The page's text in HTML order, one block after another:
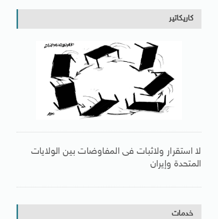
كاريكاتير
لا استقرار ولاثبات فى المفاوضات بين الولايات
المتحدة وإيران
خدمات